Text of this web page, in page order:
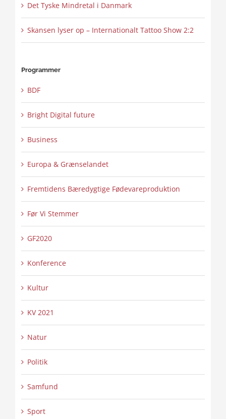
Det Tyske Mindretal i Danmark
Skansen lyser op – Internationalt Tattoo Show 2:2
Programmer
BDF
Bright Digital future
Business
Europa & Grænselandet
Fremtidens Bæredygtige Fødevareproduktion
Før Vi Stemmer
GF2020
Konference
Kultur
KV 2021
Natur
Politik
Samfund
Sport